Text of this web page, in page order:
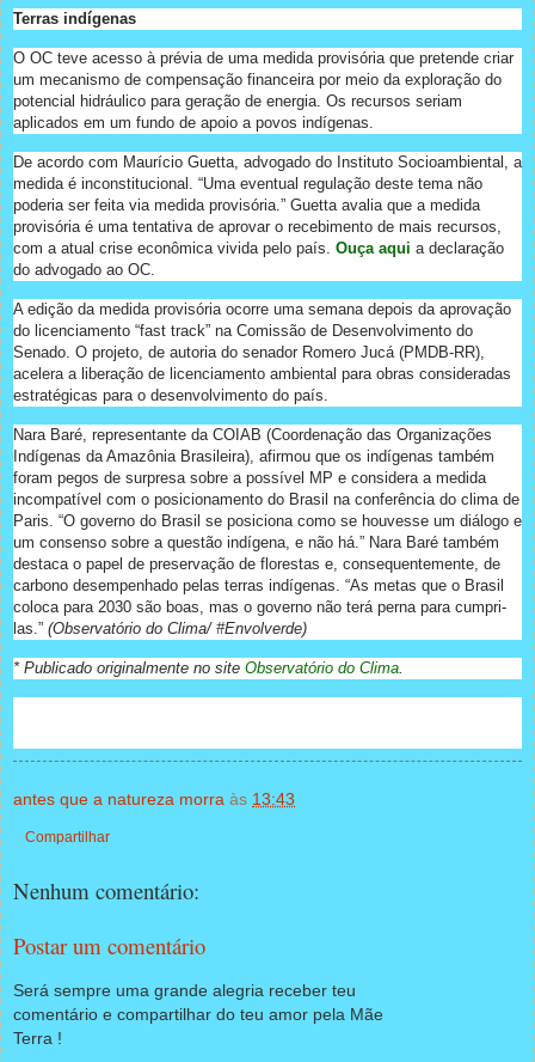
Terras indígenas
O OC teve acesso à prévia de uma medida provisória que pretende criar
um mecanismo de compensação financeira por meio da exploração do
potencial hidráulico para geração de energia. Os recursos seriam
aplicados em um fundo de apoio a povos indígenas.
De acordo com Maurício Guetta, advogado do Instituto Socioambiental, a
medida é inconstitucional. “Uma eventual regulação deste tema não
poderia ser feita via medida provisória.” Guetta avalia que a medida
provisória é uma tentativa de aprovar o recebimento de mais recursos,
com a atual crise econômica vivida pelo país. Ouça aqui a declaração
do advogado ao OC.
A edição da medida provisória ocorre uma semana depois da aprovação
do licenciamento “fast track” na Comissão de Desenvolvimento do
Senado. O projeto, de autoria do senador Romero Jucá (PMDB-RR),
acelera a liberação de licenciamento ambiental para obras consideradas
estratégicas para o desenvolvimento do país.
Nara Baré, representante da COIAB (Coordenação das Organizações
Indígenas da Amazônia Brasileira), afirmou que os indígenas também
foram pegos de surpresa sobre a possível MP e considera a medida
incompatível com o posicionamento do Brasil na conferência do clima de
Paris. “O governo do Brasil se posiciona como se houvesse um diálogo e
um consenso sobre a questão indígena, e não há.” Nara Baré também
destaca o papel de preservação de florestas e, consequentemente, de
carbono desempenhado pelas terras indígenas. “As metas que o Brasil
coloca para 2030 são boas, mas o governo não terá perna para cumpri-
las.” (Observatório do Clima/ #Envolverde)
* Publicado originalmente no site Observatório do Clima
antes que a natureza morra às 13:43
Compartilhar
Nenhum comentário:
Postar um comentário
Será sempre uma grande alegria receber teu
comentário e compartilhar do teu amor pela Mãe
Terra !